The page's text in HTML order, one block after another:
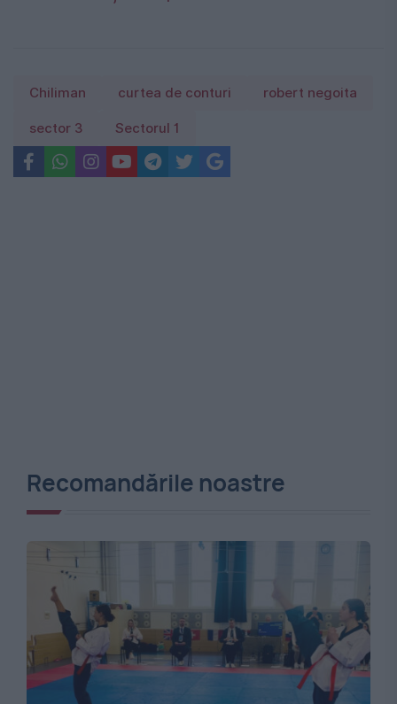
Chiliman curtea de conturi robert negoita
sector 3 Sectorul 1
Recomandările noastre